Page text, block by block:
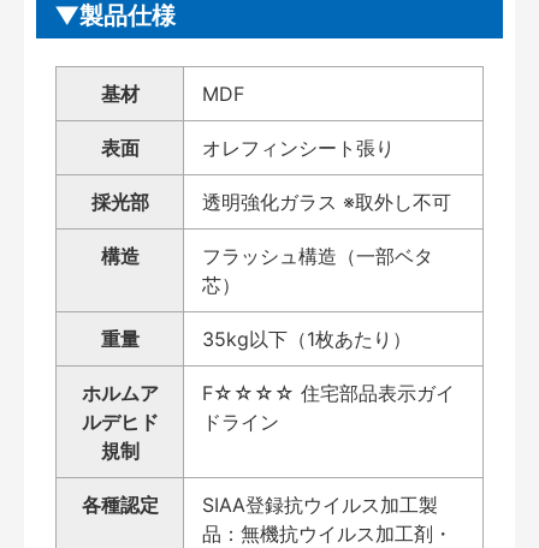
製品仕様
基材 MDF
表面 オレフィンシート張り
採光部 透明強化ガラス ※取外し不可
構造
フラッシュ構造（一部ベタ
芯）
重量 35kg以下（1枚あたり）
ホルムア
ルデヒド
規制
F☆☆☆☆ 住宅部品表示ガイ
ドライン
各種認定
SIAA登録抗ウイルス加工製
品：無機抗ウイルス加工剤・